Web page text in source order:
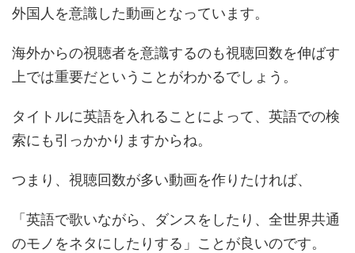
外国人を意識した動画となっています。
海外からの視聴者を意識するのも視聴回数を伸ばす
上では重要だということがわかるでしょう。
タイトルに英語を入れることによって、英語での検
索にも引っかかりますからね。
つまり、視聴回数が多い動画を作りたければ、
「英語で歌いながら、ダンスをしたり、全世界共通
のモノをネタにしたりする」ことが良いのです。